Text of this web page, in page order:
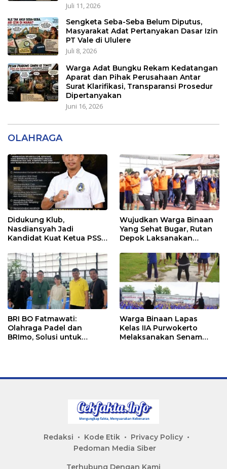
Juli 11, 2026
Sengketa Seba-Seba Belum Diputus,
Masyarakat Adat Pertanyakan Dasar Izin
PT Vale di Ululere
Juli 8, 2026
Warga Adat Bungku Rekam Kedatangan
Aparat dan Pihak Perusahaan Antar
Surat Klarifikasi, Transparansi Prosedur
Dipertanyakan
Juni 16, 2026
OLAHRAGA
Didukung Klub,
Nasdiansyah Jadi
Kandidat Kuat Ketua PSSI
Wujudkan Warga Binaan
Yang Sehat Bugar, Rutan
Depok Laksanakan
BRI BO Fatmawati:
Olahraga Padel dan
BRImo, Solusi untuk
Warga Binaan Lapas
Kelas IIA Purwokerto
Melaksanakan Senam
Redaksi Kode Etik
Privacy Policy
Pedoman Media Siber
Terhubung Dengan Kami